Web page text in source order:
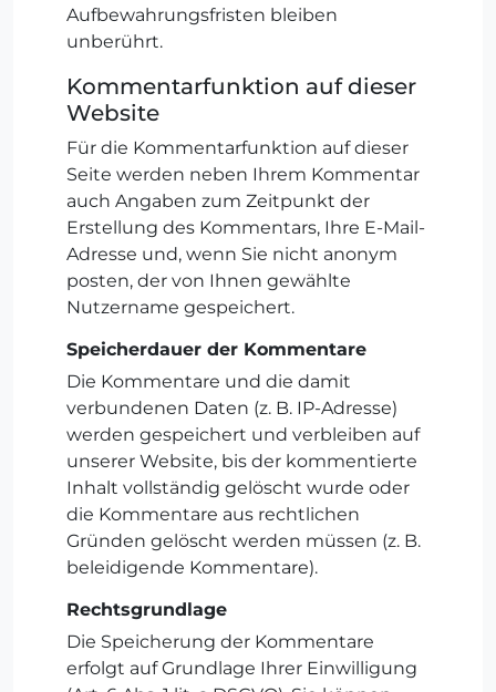
Aufbewahrungsfristen bleiben
unberührt.
Kommentarfunktion auf dieser
Website
Für die Kommentarfunktion auf dieser
Seite werden neben Ihrem Kommentar
auch Angaben zum Zeitpunkt der
Erstellung des Kommentars, Ihre E-Mail-
Adresse und, wenn Sie nicht anonym
posten, der von Ihnen gewählte
Nutzername gespeichert.
Speicherdauer der Kommentare
Die Kommentare und die damit
verbundenen Daten (z. B. IP-Adresse)
werden gespeichert und verbleiben auf
unserer Website, bis der kommentierte
Inhalt vollständig gelöscht wurde oder
die Kommentare aus rechtlichen
Gründen gelöscht werden müssen (z. B.
beleidigende Kommentare).
Rechtsgrundlage
Die Speicherung der Kommentare
erfolgt auf Grundlage Ihrer Einwilligung